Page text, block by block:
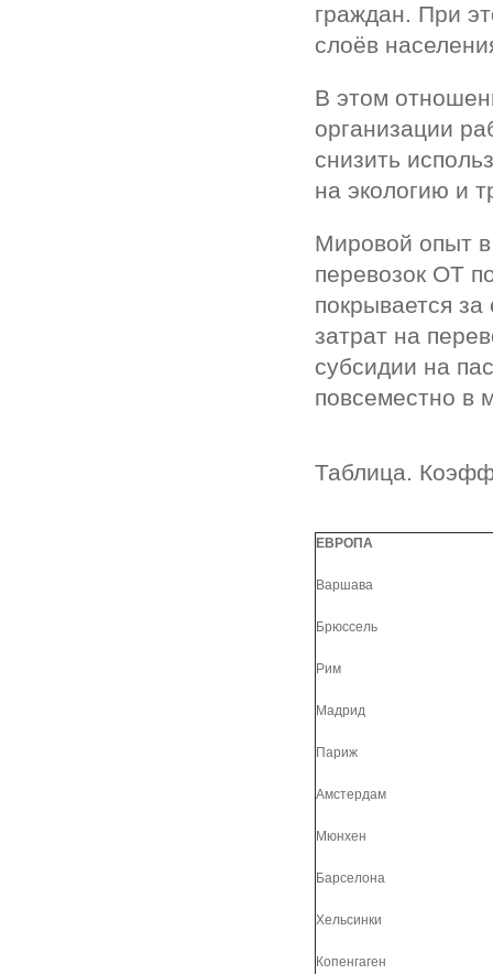
граждан. При
слоёв
В этом
организации
снизить
на экологию и
Мировой опыт в
перевозок ОТ
покрывается
затрат на
субсидии на
повсеместно в
Таблица.
ЕВРОПА
Варшава
Брюссель
Рим
Мадрид
Париж
Амстердам
Мюнхен
Барселона
Хельсинки
Копенгаген